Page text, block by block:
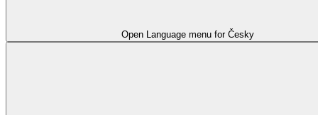
Open Language menu for Česky